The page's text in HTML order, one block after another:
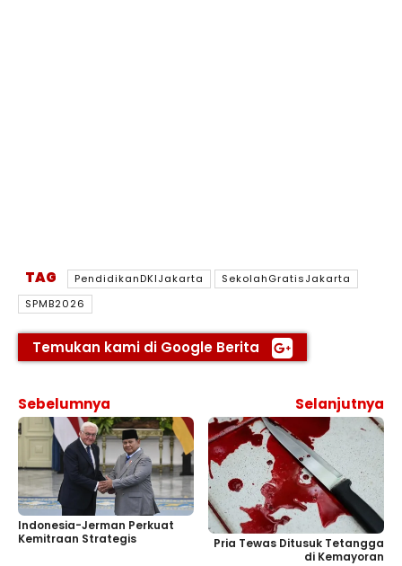
TAG PendidikanDKIJakarta
SekolahGratisJakarta
SPMB2026
Temukan kami di Google Berita
Sebelumnya
Indonesia-Jerman Perkuat
Kemitraan Strategis
Selanjutnya
Pria Tewas Ditusuk Tetangga
di Kemayoran